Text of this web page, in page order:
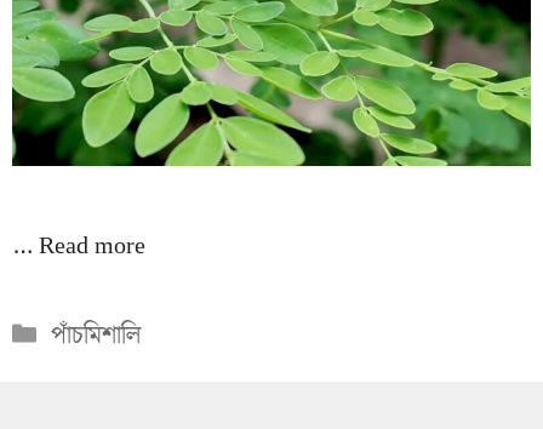
…Read more
Categories
পাঁচমিশালি